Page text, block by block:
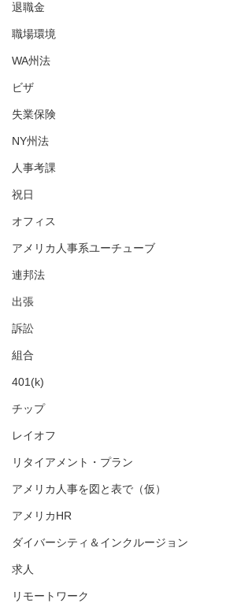
退職金
職場環境
WA州法
ビザ
失業保険
NY州法
人事考課
祝日
オフィス
アメリカ人事系ユーチューブ
連邦法
出張
訴訟
組合
401(k)
チップ
レイオフ
リタイアメント・プラン
アメリカ人事を図と表で（仮）
アメリカHR
ダイバーシティ＆インクルージョン
求人
リモートワーク